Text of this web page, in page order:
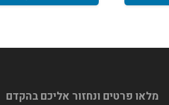
מלאו פרטים ונחזור אליכם בהקדם